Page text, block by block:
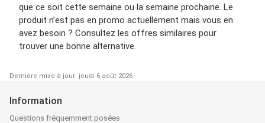
que ce soit cette semaine ou la semaine prochaine. Le
produit n’est pas en promo actuellement mais vous en
avez besoin ? Consultez les offres similaires pour
trouver une bonne alternative.
Dernière mise à jour: jeudi 6 août 2026
Information
Questions fréquemment posées